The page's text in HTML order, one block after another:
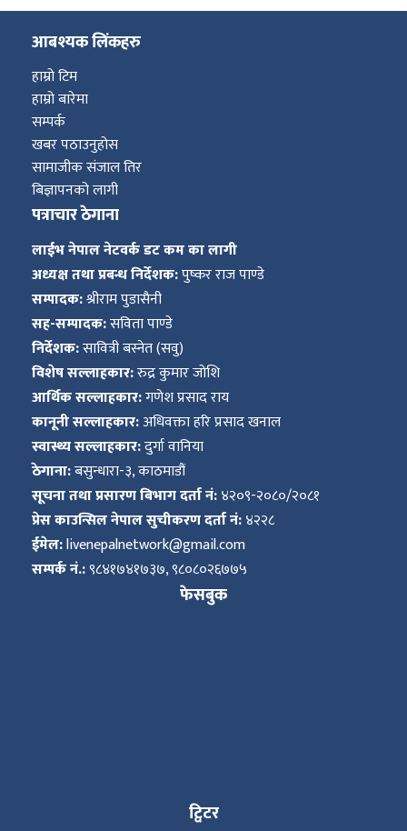
आबश्यक लिंकहरु
हाम्रो टिम
हाम्रो बारेमा
सम्पर्क
खबर पठाउनुहोस
सामाजीक संजाल तिर
बिज्ञापनको लागी
पत्राचार ठेगाना
लाईभ नेपाल नेटवर्क डट कम का लागी
अध्यक्ष तथा प्रबन्ध निर्देशक:पुष्कर राज पाण्डे
सम्पादक:श्रीराम पुडासैनी
सह-सम्पादक:सविता पाण्डे
निर्देशक:सावित्री बस्नेत (सवु)
विशेष सल्लाहकार:रुद्र कुमार जोशि
आर्थिक सल्लाहकार:गणेश प्रसाद राय
कानूनी सल्लाहकार:अधिवक्ता हरि प्रसाद खनाल
स्वास्थ्य सल्लाहकार:दुर्गा वानिया
ठेगाना:बसुन्धारा-३, काठमाडौं
सूचना तथा प्रसारण बिभाग दर्ता नं:४२०९-२०८०/२०८१
प्रेस काउन्सिल नेपाल सुचीकरण दर्ता नं:४२२८
ईमेल:livenepalnetwork@gmail.com
सम्पर्क नं.:९८४१७४१७३७, ९८०८०२६७७५
फेसबुक
ट्विटर